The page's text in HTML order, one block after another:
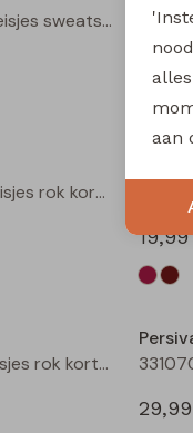
3310404 W20049 meisjes sweatshirt Taupe
3310800 W20053 meisjes rok kort Bruin donker
19,99
3310805 W20100 meisjes rok kort Bordeaux
29,99
aan